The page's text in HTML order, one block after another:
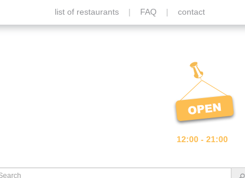
list of restaurants | FAQ | contact
12:00 - 21:00